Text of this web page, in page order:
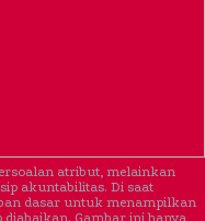
atribut, melainkan
akuntabilitas. Di saat
dasar untuk menampilkan
Gambar ini hanya